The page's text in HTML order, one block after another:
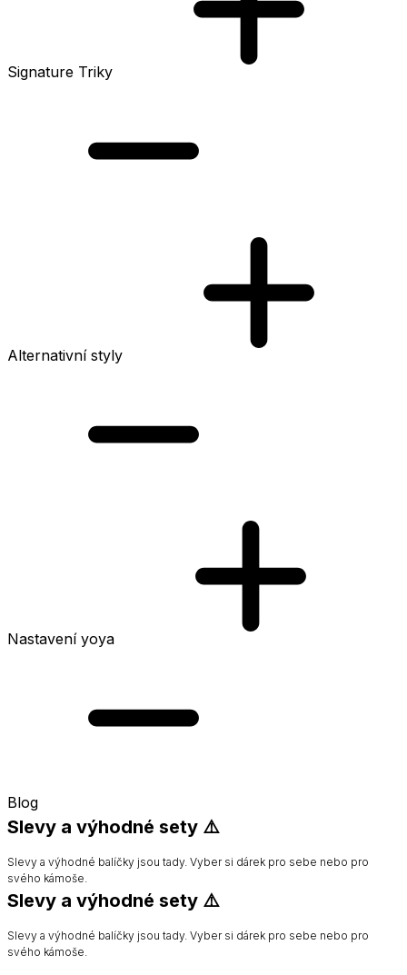
Signature Triky
Alternativní styly
Nastavení yoya
Blog
Slevy a výhodné sety ⚠️
Slevy a výhodné balíčky jsou tady. Vyber si dárek pro sebe nebo pro
svého kámoše.
Slevy a výhodné sety ⚠️
Slevy a výhodné balíčky jsou tady. Vyber si dárek pro sebe nebo pro
svého kámoše.